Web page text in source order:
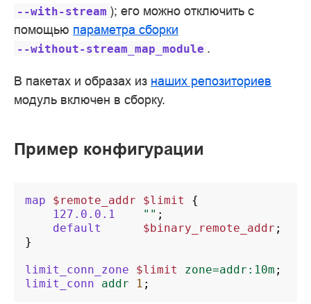
--with-stream ); его можно отключить с
помощью параметра сборки
--without-stream_map_module .
В пакетах и образах из наших репозиториев
модуль включен в сборку.
Пример конфигурации
map $remote_addr $limit
{
127.0.0.1
"" ;
default
$binary_remote_addr ;
}
limit_conn_zone $limit zone=addr:10m ;
limit_conn
addr 1 ;